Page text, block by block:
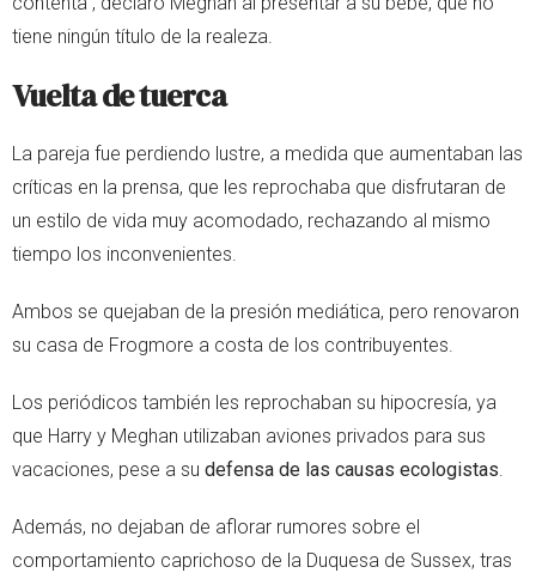
tiene ningún título de la realeza.
Vuelta de tuerca
La pareja fue perdiendo lustre, a medida que aumentaban las
críticas en la prensa, que les reprochaba que disfrutaran de
un estilo de vida muy acomodado, rechazando al mismo
tiempo los inconvenientes.
Ambos se quejaban de la presión mediática, pero renovaron
su casa de Frogmore a costa de los contribuyentes.
Los periódicos también les reprochaban su hipocresía, ya
que Harry y Meghan utilizaban aviones privados para sus
vacaciones, pese a su defensa de las causas ecologistas
Además, no dejaban de aflorar rumores sobre el
comportamiento caprichoso de la Duquesa de Sussex, tras